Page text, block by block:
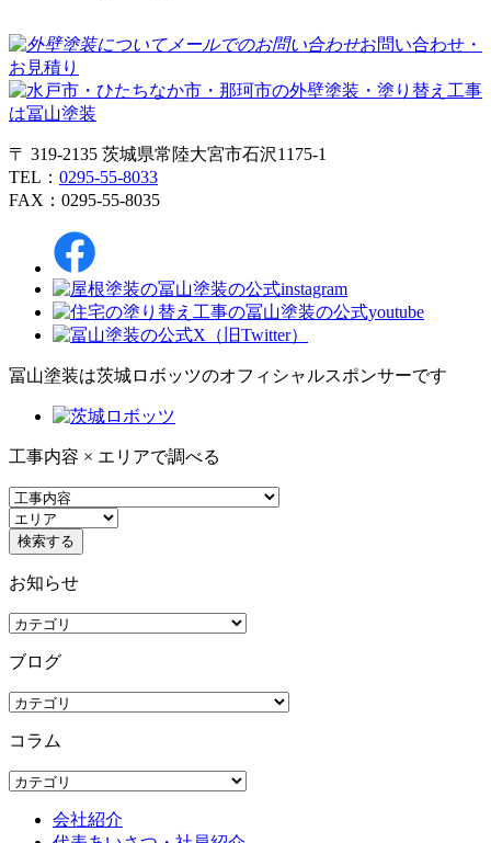
お問い合わせ・
お見積り
〒 319-2135 茨城県常陸大宮市石沢1175-1
TEL： 0295-55-8033
FAX：0295-55-8035
冨山塗装は茨城ロボッツのオフィシャルスポンサーです
工事内容 × エリアで調べる
お知らせ
ブログ
コラム
会社紹介